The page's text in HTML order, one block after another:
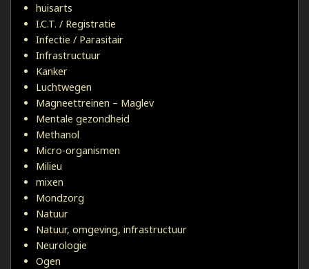
huisarts
I.C.T. / Registratie
Infectie / Parasitair
Infrastructuur
Kanker
Luchtwegen
Magneettreinen – Maglev
Mentale gezondheid
Methanol
Micro-organismen
Milieu
mixen
Mondzorg
Natuur
Natuur, omgeving, infrastructuur
Neurologie
Ogen